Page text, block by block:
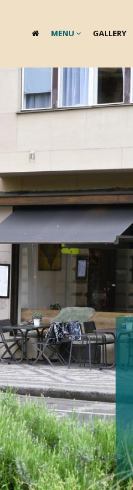
MENU GALLERY